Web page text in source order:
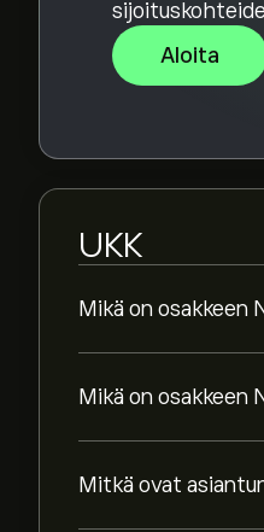
Aloita
UKK
Mikä on osakkeen
Mikä on osakkeen
Mitkä ovat